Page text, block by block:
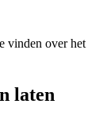
vinden over het
laten